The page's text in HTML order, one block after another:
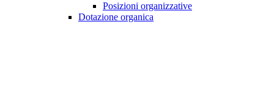
Posizioni organizzative
Dotazione organica